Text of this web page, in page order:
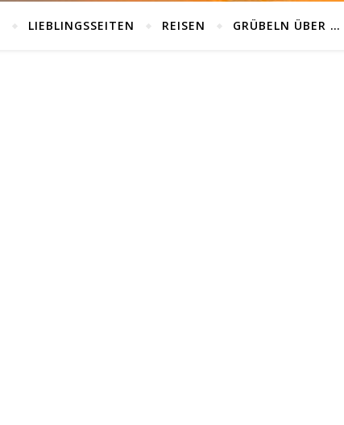
LIEBLINGSSEITEN REISEN GRÜBELN ÜBER …